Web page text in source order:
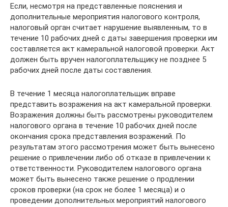
Если, несмотря на представленные пояснения и
дополнительные мероприятия налогового контроля,
налоговый орган считает нарушение выявленным, то в
течение 10 рабочих дней с даты завершения проверки им
составляется акт камеральной налоговой проверки. Акт
должен быть вручен налогоплательщику не позднее 5
рабочих дней после даты составления.
В течение 1 месяца налогоплательщик вправе
представить возражения на акт камеральной проверки.
Возражения должны быть рассмотрены руководителем
налогового органа в течение 10 рабочих дней после
окончания срока представления возражений. По
результатам этого рассмотрения может быть вынесено
решение о привлечении либо об отказе в привлечении к
ответственности. Руководителем налогового органа
может быть вынесено также решение о продлении
сроков проверки (на срок не более 1 месяца) и о
проведении дополнительных мероприятий налогового